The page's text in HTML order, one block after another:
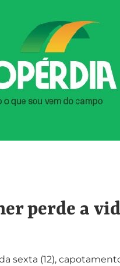
perde a
sexta (12),